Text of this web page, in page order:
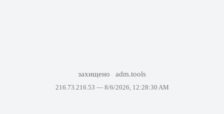
захищено adm.tools
216.73.216.53 — 8/6/2026, 12:28:30 AM